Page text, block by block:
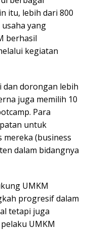
itu, lebih dari 800
yang
berhasil
kegiatan
dan dorongan lebih
juga memilih 10
Para
untuk
(business
dalam bidangnya
UMKM
progresif dalam
tetapi juga
UMKM